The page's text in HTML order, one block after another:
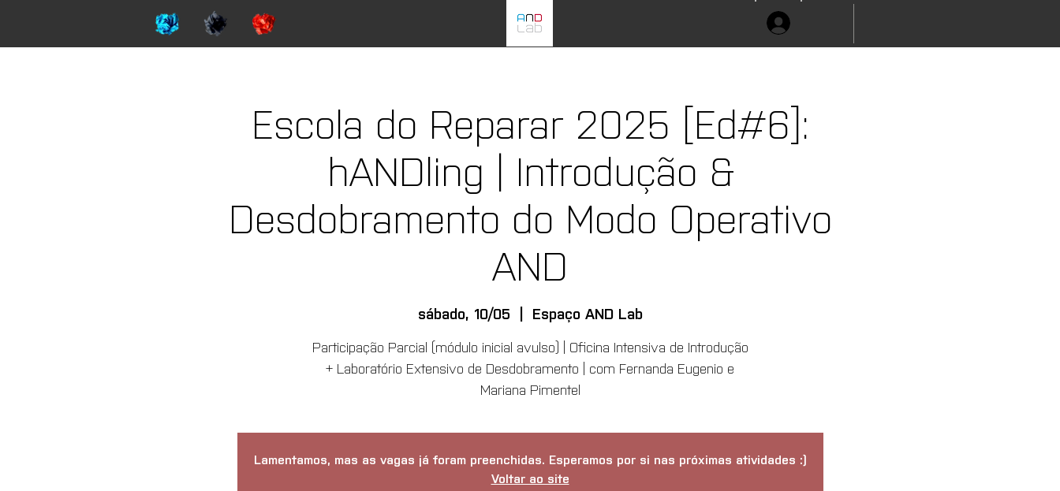
Escola do Reparar 2025 [Ed#6]:
hANDling | Introdução &
Desdobramento do Modo Operativo
AND
sábado, 10/05
  |
Espaço AND Lab
Participação Parcial (módulo inicial avulso) | Oficina Intensiva de Introdução
+ Laboratório Extensivo de Desdobramento | com Fernanda Eugenio e
Mariana Pimentel
Lamentamos, mas as vagas já foram preenchidas. Esperamos por si nas próximas atividades :)
Voltar ao site